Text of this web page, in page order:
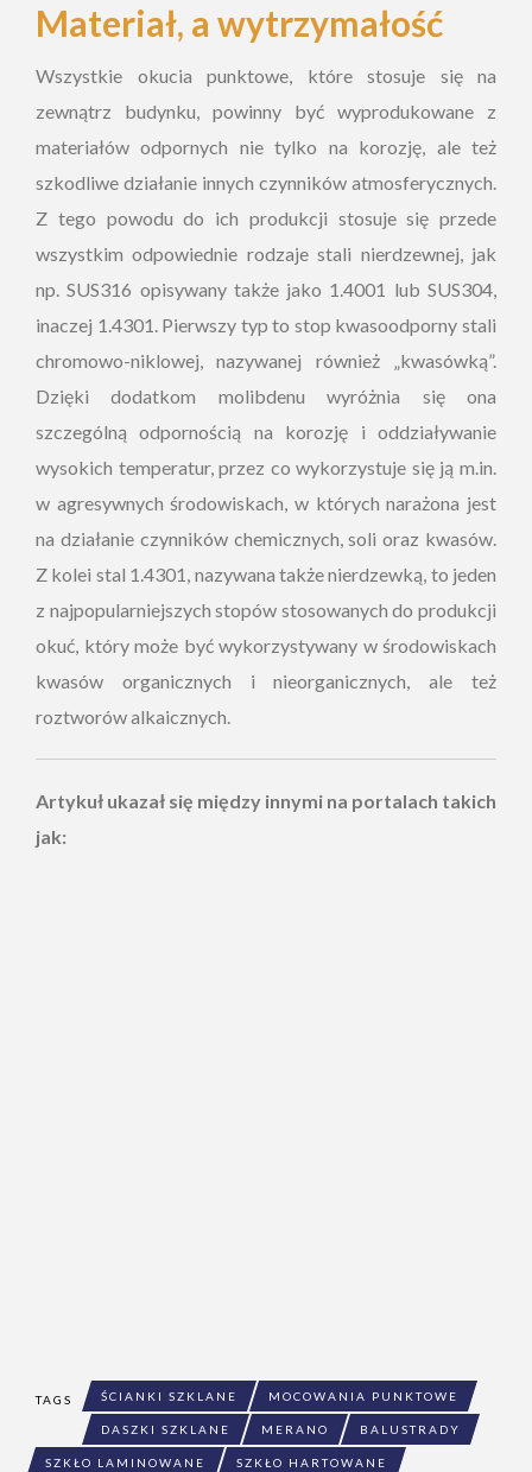
Materiał, a wytrzymałość
Wszystkie okucia punktowe, które stosuje się na
zewnątrz budynku, powinny być wyprodukowane z
materiałów odpornych nie tylko na korozję, ale też
szkodliwe działanie innych czynników atmosferycznych.
Z tego powodu do ich produkcji stosuje się przede
wszystkim odpowiednie rodzaje stali nierdzewnej, jak
np. SUS316 opisywany także jako 1.4001 lub SUS304,
inaczej 1.4301. Pierwszy typ to stop kwasoodporny stali
chromowo-niklowej, nazywanej również „kwasówką”.
Dzięki dodatkom molibdenu wyróżnia się ona
szczególną odpornością na korozję i oddziaływanie
wysokich temperatur, przez co wykorzystuje się ją m.in.
w agresywnych środowiskach, w których narażona jest
na działanie czynników chemicznych, soli oraz kwasów.
Z kolei stal 1.4301, nazywana także nierdzewką, to jeden
z najpopularniejszych stopów stosowanych do produkcji
okuć, który może być wykorzystywany w środowiskach
kwasów organicznych i nieorganicznych, ale też
roztworów alkaicznych.
Artykuł ukazał się między innymi na portalach takich
jak:
TAGS ŚCIANKI SZKLANE MOCOWANIA PUNKTOWE
DASZKI SZKLANE MERANO BALUSTRADY
SZKŁO LAMINOWANE SZKŁO HARTOWANE